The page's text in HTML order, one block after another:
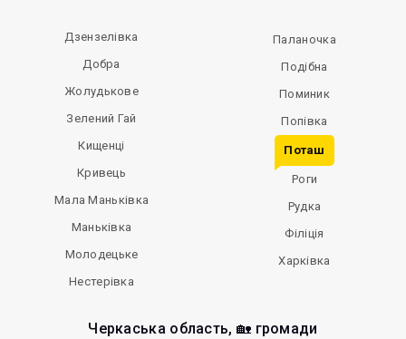
Дзензелівка
Добра
Жолудькове
Зелений Гай
Кищенці
Кривець
Мала Маньківка
Маньківка
Молодецьке
Нестерівка
Паланочка
Подібна
Поминик
Попівка
Поташ
Роги
Рудка
Філіція
Харківка
Черкаська область, 🏡 громади